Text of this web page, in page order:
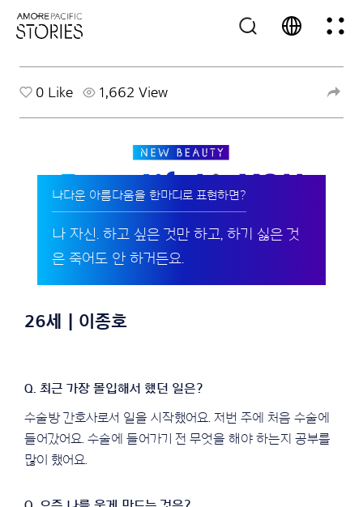
0 Like 1,662 View
나다운 아름다움을 한마디로 표현하면?
나 자신. 하고 싶은 것만 하고, 하기 싫은 것
은 죽어도 안 하거든요.
26세 | 이종호
수술방 간호사로서 일을 시작했어요. 저번 주에 처음 수술에
들어갔어요. 수술에 들어가기 전 무엇을 해야 하는지 공부를
많이 했어요.